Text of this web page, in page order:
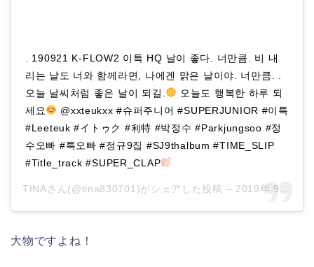
. 190921 K-FLOW2 이특 HQ 날이 좋다. 너만큼. 비 내
리는 날도 너와 함께라면, 나에겐 맑은 날이야. 너만큼. .
오늘 날씨처럼 좋은 날이 되길.
오늘도 행복한 하루 되
세요
@xxteukxx #슈퍼주니어 #SUPERJUNIOR #이특
#Leeteuk #イトゥク #利特 #박정수 #Parkjungsoo #정
수오빠 #특오빠 #정규9집 #SJ9thalbum #TIME_SLIP
#Title_track #SUPER_CLAP
TINAさん(@tina830701)がシェアした投稿 – 2019年 9月月23日午後9時42分PDT
大物ですよね！